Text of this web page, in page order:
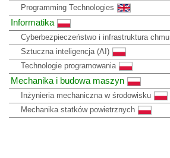
Programming Technologies
Informatika
Cyberbezpieczeństwo i infrastruktura
Sztuczna inteligencja (AI)
Technologie programowania
Mechanika i budowa maszyn
Inżynieria mechaniczna w środowisku
Mechanika statków powietrznych